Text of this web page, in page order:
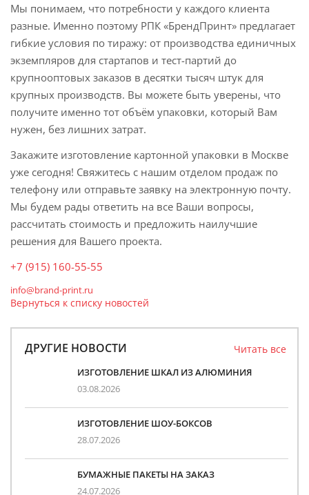
Мы понимаем, что потребности у каждого клиента
разные. Именно поэтому РПК «БрендПринт» предлагает
гибкие условия по тиражу: от производства единичных
экземпляров для стартапов и тест-партий до
крупнооптовых заказов в десятки тысяч штук для
крупных производств. Вы можете быть уверены, что
получите именно тот объём упаковки, который Вам
нужен, без лишних затрат.
Закажите изготовление картонной упаковки в Москве
уже сегодня! Свяжитесь с нашим отделом продаж по
телефону или отправьте заявку на электронную почту.
Мы будем рады ответить на все Ваши вопросы,
рассчитать стоимость и предложить наилучшие
решения для Вашего проекта.
+7 (915) 160-55-55
info@brand-print.ru
Вернуться к списку новостей
ДРУГИЕ НОВОСТИ Читать все
ИЗГОТОВЛЕНИЕ ШКАЛ ИЗ АЛЮМИНИЯ
03.08.2026
ИЗГОТОВЛЕНИЕ ШОУ-БОКСОВ
28.07.2026
БУМАЖНЫЕ ПАКЕТЫ НА ЗАКАЗ
24.07.2026